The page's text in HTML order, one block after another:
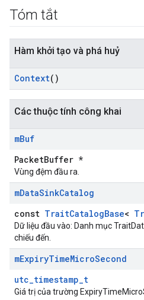
Tóm tắt
Hàm khởi tạo và phá huỷ
Context()
Các thuộc tính công khai
mBuf
PacketBuffer *
Vùng đệm đầu ra.
mDataSinkCatalog
const TraitCatalogBase<
Dữ liệu đầu vào: Danh mục
chiếu đến.
mExpiryTimeMicroSecond
utc_timestamp_t
Giá trị của trường